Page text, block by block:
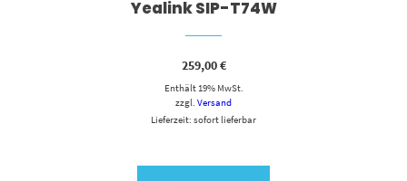
Yealink SIP-T74W
259,00€
Enthält 19% MwSt.
zzgl.Versand
Lieferzeit: sofort lieferbar